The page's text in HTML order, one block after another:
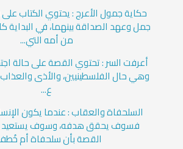
حكاية جمول الأعرج : يحتوي الكتاب
جمل وعهد الصداقة بينهما، في
من أمه التي...
أعرفت السر : تحتوي القصة على حالة
وهي حال الفلسطينيين، والأذى والعذاب
ع...
السلحفاة والعقاب : عندما يكون
فسوف يحقق هدفه، وسوف يستعيد
القصة بأن سلحفاة أم